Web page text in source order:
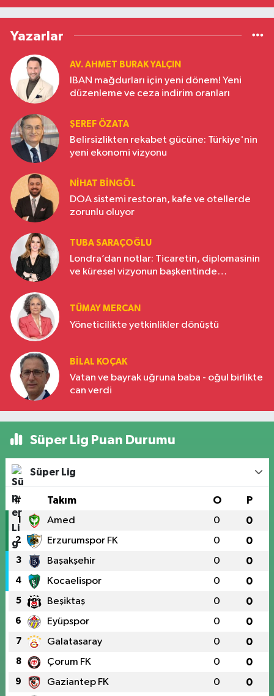
Yazarlar
AV. AHMET BURAK YALÇIN
IBAN mağdurları için yeni dönem! Yeni
düzenleme ve ceza indirim oranları
ŞEREF ÖZATA
Belirsizlikten rekabet gücüne: Türkiye'nin
yeni ekonomi vizyonu
NIHAT BINGÖL
DOA sistemi restoran, kafe ve otellerde
zorunlu oluyor
TUBA SARAÇOĞLU
Londra’dan notlar: Ticaretin, diplomasinin
ve küresel vizyonun başkentinde
TÜMAY MERCAN
Yöneticilikte yetkinlikler dönüştü
BILAL KOÇAK
Vatan ve bayrak uğruna baba - oğul birlikte
can verdi
Süper Lig Puan Durumu
Süper Lig
# Takım O P
1 Amed 0 0
2 Erzurumspor FK 0 0
3 Başakşehir 0 0
4 Kocaelispor 0 0
5 Beşiktaş 0 0
6 Eyüpspor 0 0
7 Galatasaray 0 0
8 Çorum FK 0 0
9 Gaziantep FK 0 0